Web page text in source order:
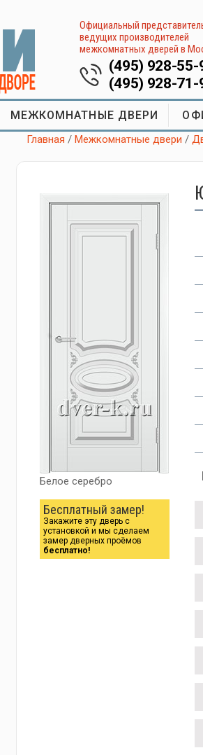
Официальный
ведущих производителей
межкомнатных дверей в
(495) 928-55-
(495) 928-71-
МЕЖКОМНАТНЫЕ ДВЕРИ
Главная /Межкомнатные двери /
Белое серебро
Бесплатный замер!
Закажите эту дверь с
установкой и мы сделаем
замер дверных проёмов
бесплатно!